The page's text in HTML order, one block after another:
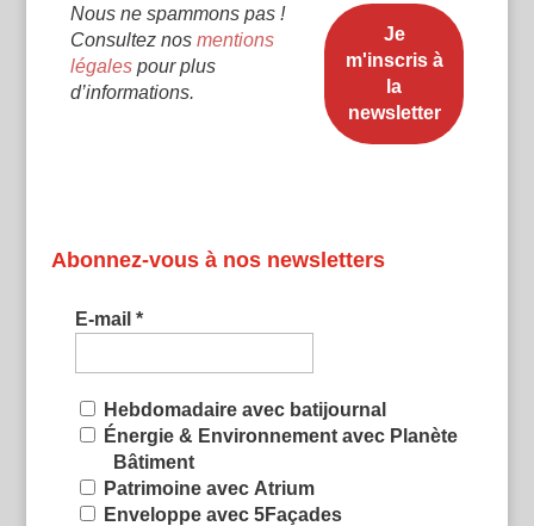
Nous ne spammons pas !
Consultez nos mentions
légalespour plus
d’informations.
Abonnez-vous à nos newsletters
E-mail *
Hebdomadaire avec batijournal
Énergie & Environnement avec Planète
Bâtiment
Patrimoine avec Atrium
Enveloppe avec 5Façades